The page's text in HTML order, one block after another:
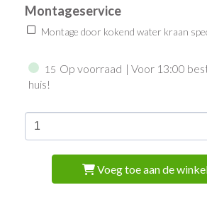
Montageservice
Montage door kokend water kraan
15 Op voorraad | Voor 13:00
huis!
Voeg toe aan de